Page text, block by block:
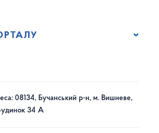
08134, Бучанський р-н, м. Вишневе,
34 А